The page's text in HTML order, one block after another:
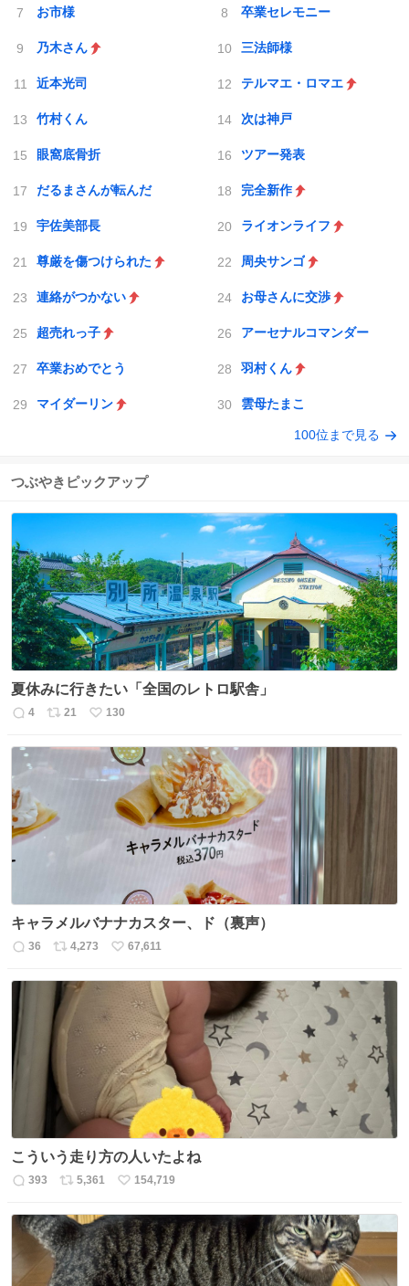
お市様 卒業セレモニー
乃木さん 三法師様
近本光司 テルマエ・ロマエ
竹村くん 次は神戸
眼窩底骨折 ツアー発表
だるまさんが転んだ 完全新作
宇佐美部長 ライオンライフ
尊厳を傷つけられた 周央サンゴ
連絡がつかない お母さんに交渉
超売れっ子 アーセナルコマンダー
卒業おめでとう 羽村くん
マイダーリン 雲母たまこ
100位まで見る
つぶやきピックアップ
夏休みに行きたい「全国のレトロ駅舎」
返
4
リ
21
い
数
130
キャラメルバナナカスター、ド（裏声）
返
数
36
リ
ス
ト
数
4,273
い
67,611
こういう走り方の人いたよね
返
数
393
リ
ス
ト
数
5,361
い
ね
数
154,719